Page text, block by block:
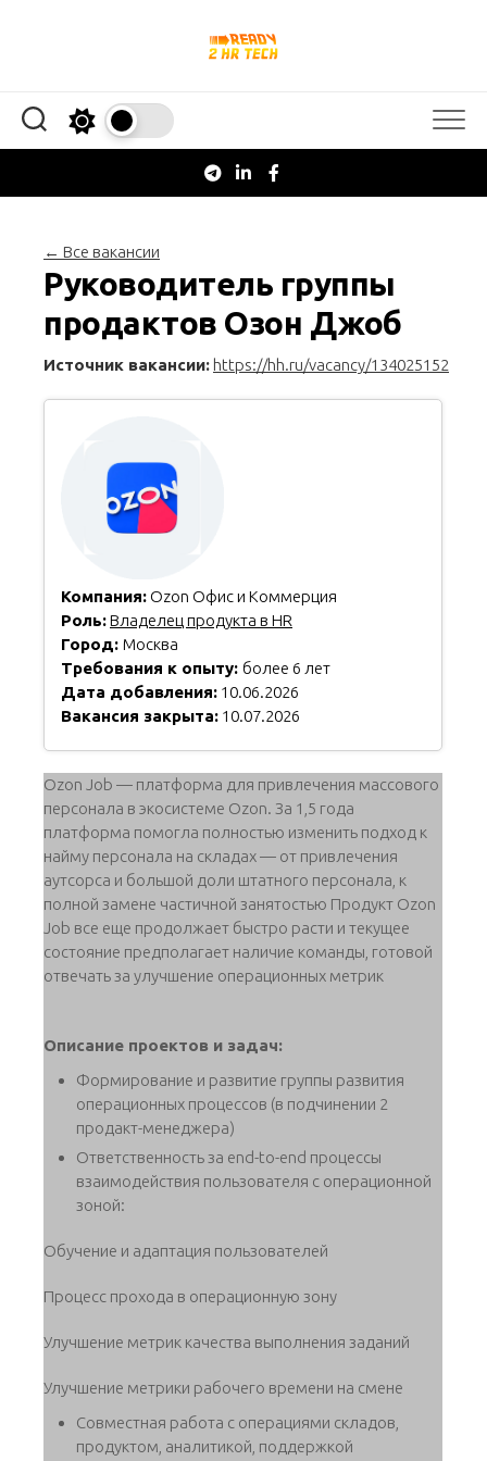
← Все вакансии
Руководитель группы
продактов Озон Джоб
Источник вакансии: https://hh.ru/vacancy/134025152
Компания: Ozon Офис и Коммерция
Роль:Владелец продукта в HR
Город: Москва
Требования к опыту: более 6 лет
Дата добавления: 10.06.2026
Вакансия закрыта: 10.07.2026
Ozon Job — платформа для привлечения массового
персонала в экосистеме Ozon. За 1,5 года
платформа помогла полностью изменить подход к
найму персонала на складах — от привлечения
аутсорса и большой доли штатного персонала, к
полной замене частичной занятостью Продукт Ozon
Job все еще продолжает быстро расти и текущее
состояние предполагает наличие команды, готовой
отвечать за улучшение операционных метрик
Описание проектов и задач:
Формирование и развитие группы развития
операционных процессов (в подчинении 2
продакт-менеджера)
Ответственность за end-to-end процессы
взаимодействия пользователя с операционной
зоной:
Обучение и адаптация пользователей
Процесс прохода в операционную зону
Улучшение метрик качества выполнения заданий
Улучшение метрики рабочего времени на смене
Совместная работа с операциями складов,
продуктом, аналитикой, поддержкой